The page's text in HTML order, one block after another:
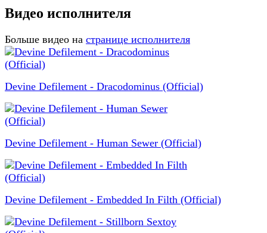
Видео исполнителя
Больше видео на странице исполнителя
Devine Defilement - Dracodominus (Official)
Devine Defilement - Human Sewer (Official)
Devine Defilement - Embedded In Filth (Official)